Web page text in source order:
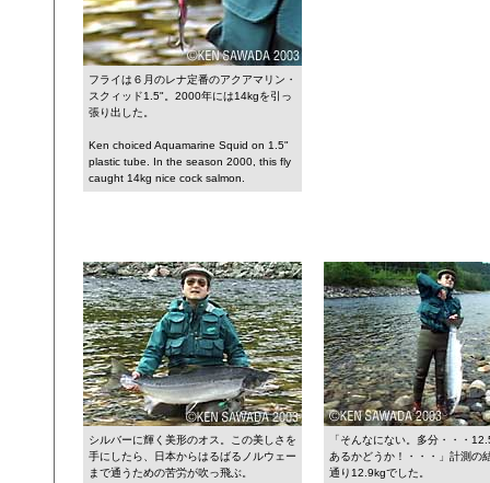
フライは６月のレナ定番のアクアマリン・
スクィッド1.5"。2000年には14kgを引っ
張り出した。
Ken choiced Aquamarine Squid on 1.5"
plastic tube. In the season 2000, this fly
caught 14kg nice cock salmon.
シルバーに輝く美形のオス。この美しさを
手にしたら、日本からはるばるノルウェー
まで通うための苦労が吹っ飛ぶ。
「そんなにない。多分・・・
あるかどうか！・・・」計測の
通り12.9kgでした。